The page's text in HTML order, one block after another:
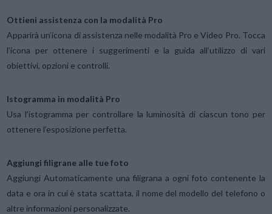
Ottieni assistenza con la modalità Pro
Apparirà un’icona di assistenza nelle modalità Pro e Video Pro. Tocca
l’icona per ottenere i suggerimenti e la guida all’utilizzo di vari
obiettivi, opzioni e controlli.
Istogramma in modalità Pro
Usa l’istogramma per controllare la luminosità di ciascun tono per
ottenere l’esposizione perfetta.
Aggiungi filigrane alle tue foto
Aggiungi Automaticamente una filigrana a ogni foto contenente la
data e ora in cui è stata scattata, il nome del modello del telefono o
altre informazioni personalizzate.